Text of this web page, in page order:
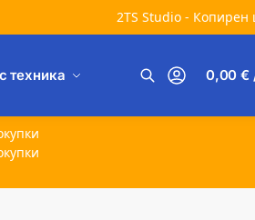
2TS Studio - Копирен
техника 0,00€